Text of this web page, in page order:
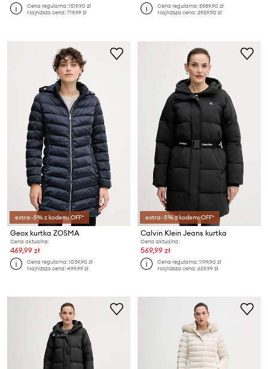
Cena regularna:1519,90 zł
Najniższa cena:719,99 zł
Cena regularna:5589,90 zł
Najniższa cena:2929,90 zł
extra -5% z kodem: OFF*
Geox kurtka ZOSMA
Cena aktualna:
469,99 zł
Cena regularna:1039,90 zł
Najniższa cena:499,99 zł
extra -5% z kodem: OFF*
Calvin Klein Jeans kurtka
Cena aktualna:
569,99 zł
Cena regularna:1199,90 zł
Najniższa cena:629,99 zł